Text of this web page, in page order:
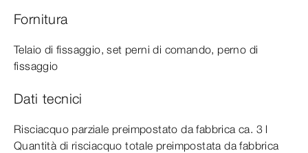
Fornitura
Telaio di fissaggio, set perni di comando, perno di
fissaggio
Dati tecnici
Risciacquo parziale preimpostato da fabbrica ca. 3 l
Quantità di risciacquo totale preimpostata da fabbrica